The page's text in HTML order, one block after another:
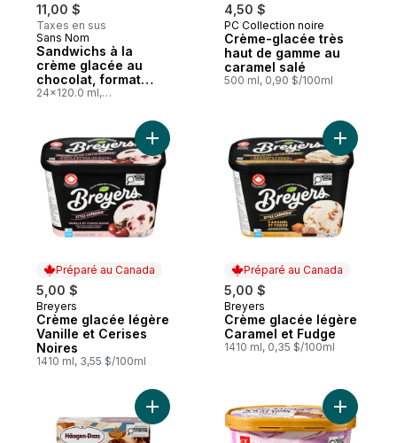
11,00 $
Taxes en sus
Préparé au Canada
Sans Nom
Sandwichs à la
crème glacée au
chocolat, format
club
24x120.0 ml,
4,50 $
Préparé au Canada
PC Collection noire
Crème-glacée très
haut de gamme au
caramel salé
500 ml, 0,90 $/100ml
Préparé au Canada
5,00 $
Préparé au Canada
Breyers
Crème glacée légère
Vanille et Cerises
Noires
1410 ml, 3,55 $/100ml
Préparé au Canada
5,00 $
Préparé au Canada
Breyers
Crème glacée légère
Caramel et Fudge
1410 ml, 0,35 $/100ml
Ajouter Barres De Crème GlacéeAjouter